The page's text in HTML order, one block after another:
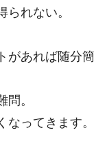
られない。
があれば随分簡
。
ってきます。